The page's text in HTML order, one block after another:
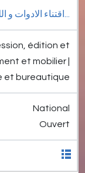
اقتناء الادوات و اللوازم ا...
édition et
et mobilier |
et bureautique
National
Ouvert